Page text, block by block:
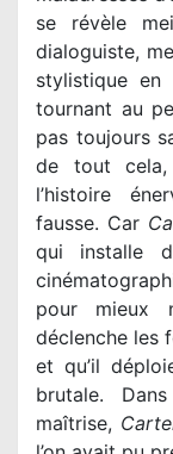
se révèle
dialoguiste,
stylistique en
tournant au
pas toujours
de tout
l’histoire
fausse. Car
qui installe
pour mieux
déclenche les
et qu’il
brutale.
maîtrise,